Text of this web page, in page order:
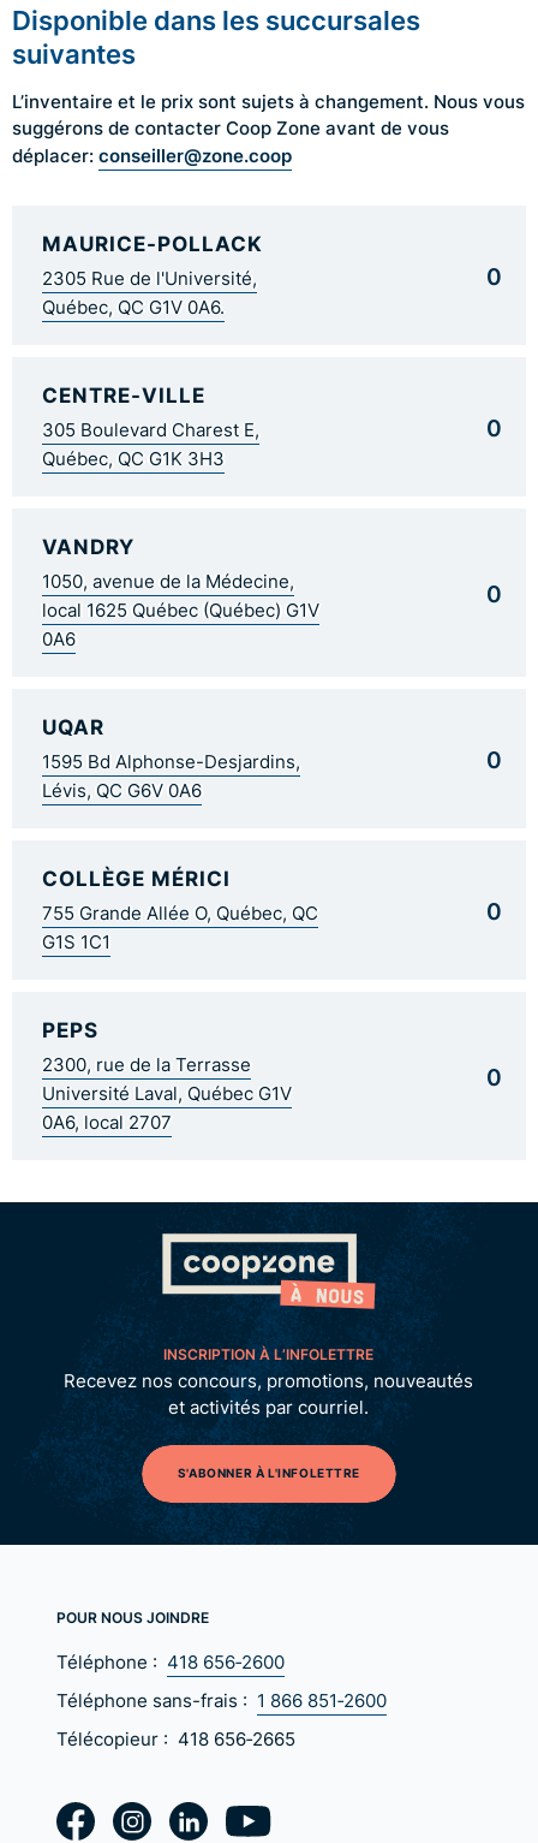
Disponible dans les succursales
suivantes
L’inventaire et le prix sont sujets à changement. Nous vous
suggérons de contacter Coop Zone avant de vous
déplacer: conseiller@zone.coop
MAURICE-POLLACK
2305 Rue de l'Université,
Québec, QC G1V 0A6.
0
CENTRE-VILLE
305 Boulevard Charest E,
Québec, QC G1K 3H3
0
VANDRY
1050, avenue de la Médecine,
local 1625 Québec (Québec) G1V
0A6
0
UQAR
1595 Bd Alphonse-Desjardins,
Lévis, QC G6V 0A6
0
COLLÈGE MÉRICI
755 Grande Allée O, Québec, QC
G1S 1C1
0
PEPS
2300, rue de la Terrasse
Université Laval, Québec G1V
0A6, local 2707
0
INSCRIPTION À L’INFOLETTRE
Recevez nos concours, promotions, nouveautés
et activités par courriel.
S'ABONNER À L'INFOLETTRE
POUR NOUS JOINDRE
Téléphone : 418 656‑2600
Téléphone sans-frais : 1 866 851‑2600
Télécopieur : 418 656‑2665